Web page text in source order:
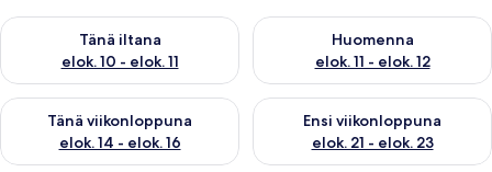
Tänä iltana
elok. 10 - elok. 11
Tarkista tämän illan saatavuus elok. 10 - elok. 11
Huomenna
elok. 11 - elok. 12
Tarkista huomisen saatavuus
Tänä viikonloppuna
elok. 14 - elok. 16
Tarkista tämän viikonlopun saatavuus elok. 14 - elok. 16
Ensi viikonloppuna
elok. 21 - elok. 23
Tarkista ensi viikonlopun